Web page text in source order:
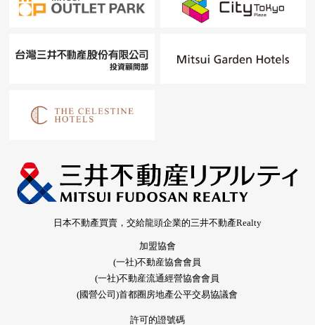
日本不動產買賣，交給龍頭企業的三井不動產Realty
加盟協會
(一社)不動産協會會員
(一社)不動産流通經營協會會員
(國營公司)首都圈房地產公平交易協議會
許可的證號碼